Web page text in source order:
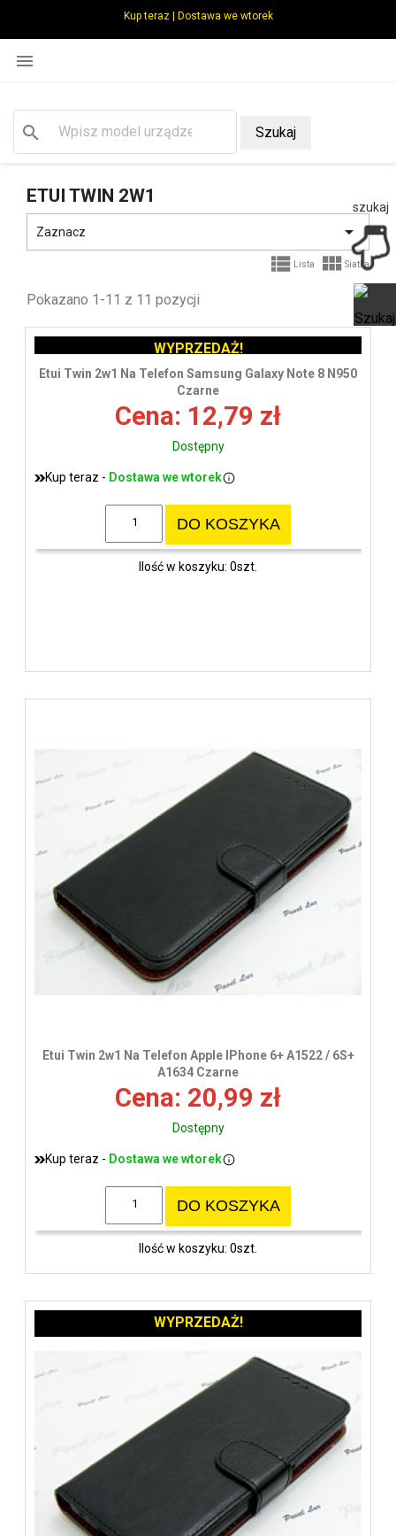
Kup teraz | Dostawa we wtorek

search Szukaj
ETUI TWIN 2W1
Zaznacz 
 Lista  Siatka
Pokazano 1-11 z 11 pozycji
Etui Twin 2w1 Na Telefon Samsung Galaxy Note 8 N950
Czarne
Cena: 12,79 zł
Dostępny
Kup teraz - Dostawa we wtorek
DO KOSZYKA
Ilość w koszyku: 0szt.
WYPRZEDAŻ!
Etui Twin 2w1 Na Telefon Apple IPhone 6+ A1522 / 6S+
A1634 Czarne
Cena: 20,99 zł
Dostępny
Kup teraz - Dostawa we wtorek
DO KOSZYKA
Ilość w koszyku: 0szt.
WYPRZEDAŻ!
szukaj